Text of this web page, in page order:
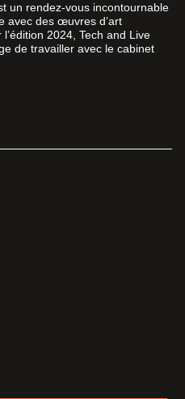
un rendez-vous incontournable
avec des œuvres d’art
2024, Tech and Live
de travailler avec le cabinet